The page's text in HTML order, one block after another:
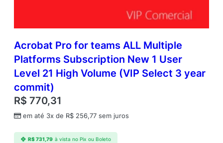
Acrobat Pro for teams ALL Multiple
Platforms Subscription New 1 User
Level 21 High Volume (VIP Select 3 year
commit)
R$ 770,31
em até 3x de R$ 256,77 sem juros
R$731,79 à vista no Pix ou Boleto